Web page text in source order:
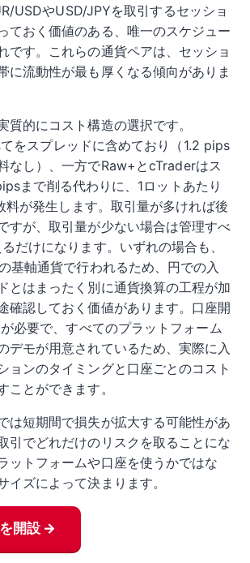
USDやUSD/JPYを取引するセッショ
ておく価値のある、唯一のスケジュー
です。これらの通貨ペアは、セッショ
に流動性が最も厚くなる傾向がありま
質的にコスト構造の選択です。
をスプレッドに含めており（1.2 pips
なし）、一方でRaw+とcTraderはス
まで削る代わりに、1ロットあたり
料が発生します。取引量が多ければ後
すが、取引量が少ない場合は管理すべ
だけになります。いずれの場合も、
基軸通貨で行われるため、円での入
とはまったく別に通貨換算の工程が加
確認しておく価値があります。口座開
必要で、すべてのプラットフォーム
デモが用意されているため、実際に入
ョンのタイミングと口座ごとのコスト
ことができます。
は短期間で損失が拡大する可能性があ
引でどれだけのリスクを取ることにな
ットフォームや口座を使うかではな
イズによって決まります。
開設 →